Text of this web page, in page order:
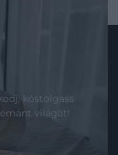
kóstolgass
világát!